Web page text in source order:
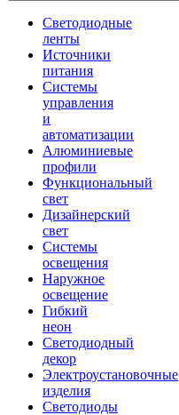
Светодиодные
ленты
Источники
питания
Системы
управления
и
автоматизации
Алюминиевые
профили
Функциональный
свет
Дизайнерский
свет
Системы
освещения
Наружное
освещение
Гибкий
неон
Светодиодный
декор
Электроустановочные
изделия
Светодиоды